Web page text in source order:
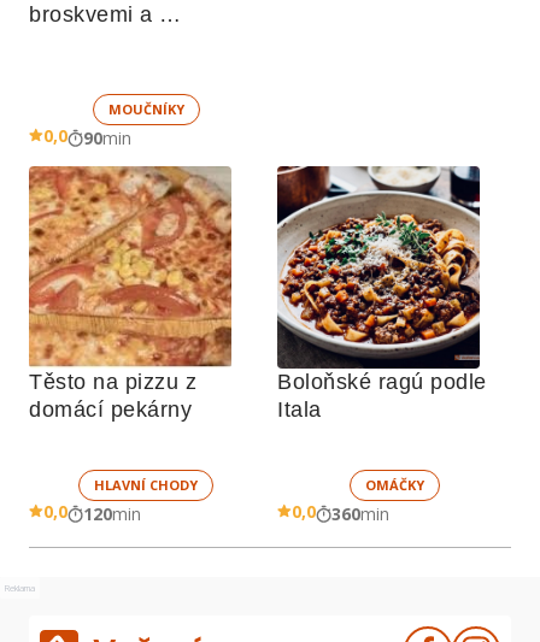
broskvemi a
MOUČNÍKY
0,0 90min
Těsto na pizzu z
domácí pekárny
HLAVNÍ CHODY
0,0 120min
Boloňské ragú podle
Itala
OMÁČKY
0,0 360min
Reklama